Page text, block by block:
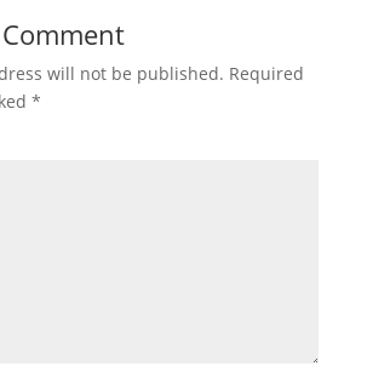
will not be published. Required
*